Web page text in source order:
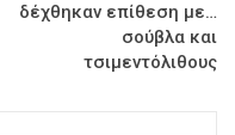
δέχθηκαν επίθεση με…
σούβλα και
τσιμεντόλιθους